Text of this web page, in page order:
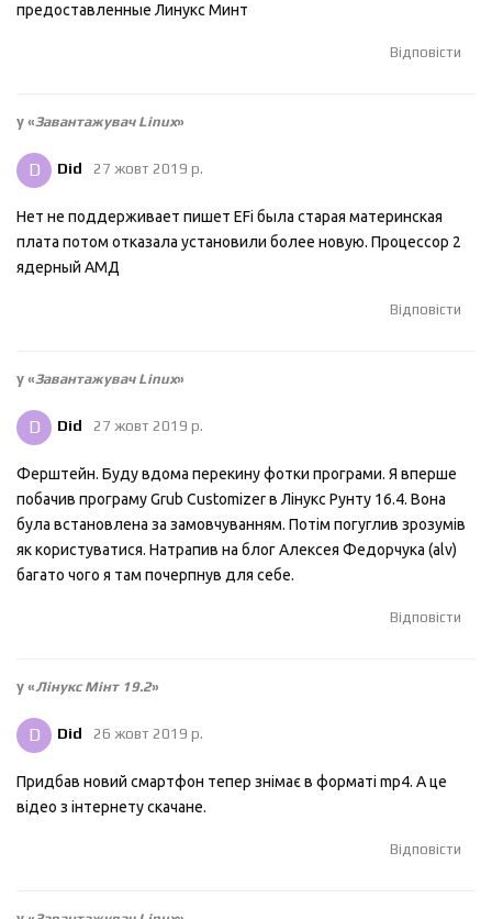
предоставленные Линукс Минт
Відповісти
у «Завантажувач Linux»
D Did 27 жовт 2019 р.
Нет не поддерживает пишет EFi была старая материнская
плата потом отказала установили более новую. Процессор 2
ядерный АМД
Відповісти
у «Завантажувач Linux»
D Did 27 жовт 2019 р.
Ферштейн. Буду вдома перекину фотки програми. Я вперше
побачив програму Grub Customizer в Лінукс Рунту 16.4. Вона
була встановлена за замовчуванням. Потім погуглив зрозумів
як користуватися. Натрапив на блог Алексея Федорчука (alv)
багато чого я там почерпнув для себе.
Відповісти
у «Лінукс Мінт 19.2»
D Did 26 жовт 2019 р.
Придбав новий смартфон тепер знімає в форматі mp4. А це
відео з інтернету скачане.
Відповісти